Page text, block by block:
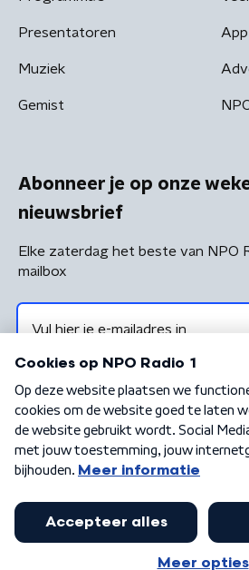
Presentatoren
Muziek
Gemist
Abonneer je op onze
nieuwsbrief
Elke zaterdag het beste van NPO
mailbox
Algemene voorwaarden